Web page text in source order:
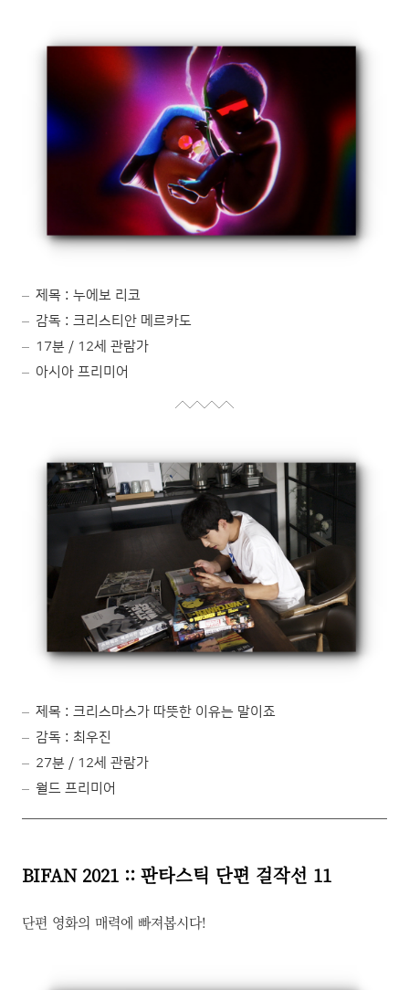
제목 : 누에보 리코
감독 : 크리스티안 메르카도
17분 / 12세 관람가
아시아 프리미어
제목 : 크리스마스가 따뜻한 이유는 말이죠
감독 : 최우진
27분 / 12세 관람가
월드 프리미어
BIFAN 2021 :: 판타스틱 단편 걸작선 11
단편 영화의 매력에 빠져봅시다!